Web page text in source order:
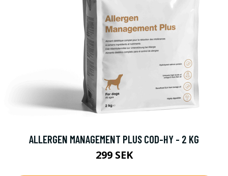
ALLERGEN MANAGEMENT PLUS COD-HY - 2 KG
299 SEK